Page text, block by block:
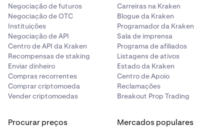
Negociação de futuros
Negociação de OTC
Instituições
Negociação de API
Centro de API da Kraken
Recompensas de staking
Enviar dinheiro
Compras recorrentes
Comprar criptomoeda
Vender criptomoedas
Carreiras na Kraken
Blogue da Kraken
Programador da Kraken
Sala de imprensa
Programa de afiliados
Listagens de ativos
Estado da Kraken
Centro de Apoio
Reclamações
Breakout Prop Trading
Procurar preços Mercados populares